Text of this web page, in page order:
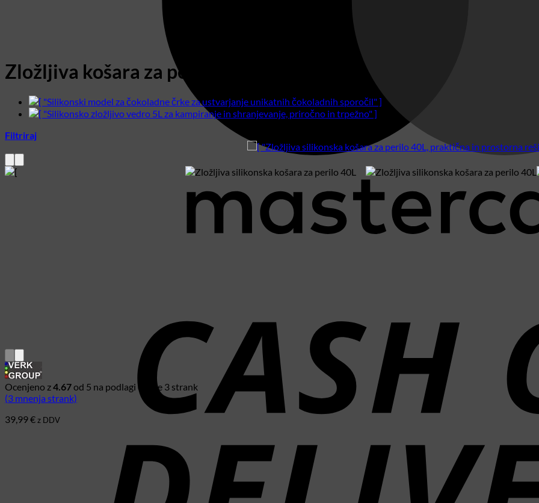
Zložljiva košara za perilo silikonska 40L
Filtriraj
Ocenjeno z4.67od 5 na podlagi ocene 3 strank
(3 mnenja strank)
39,99€z DDV